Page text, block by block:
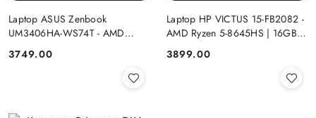
Laptop ASUS Zenbook
UM3406HA-WS74T - AMD
512GB | 14" OLED (1920x1200)
Cena:
3749.00
Laptop HP VICTUS 15-FB2082 -
AMD Ryzen 5-8645HS | 16GB |
GeForce RTX 4050 6144MB |
Cena:
3899.00